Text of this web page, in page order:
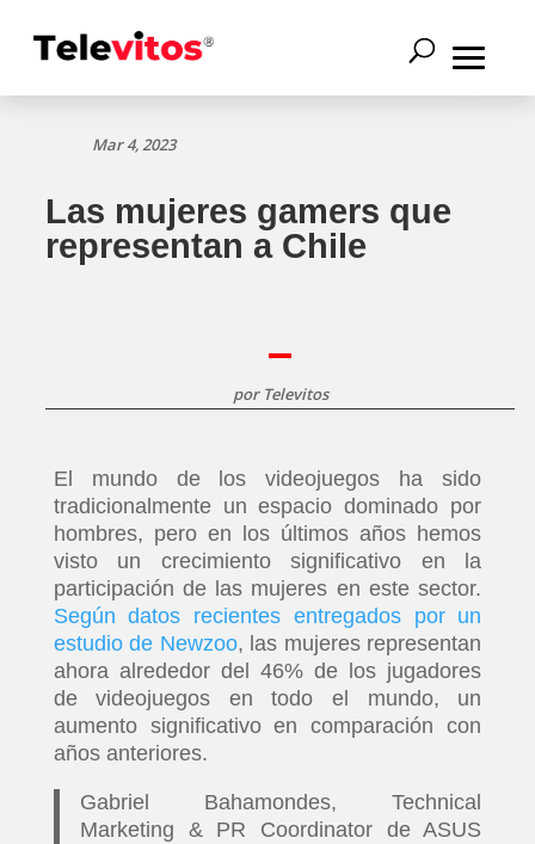
Mar 4, 2023
Las mujeres gamers que
representan a Chile
por Televitos
El mundo de los videojuegos ha sido
tradicionalmente un espacio dominado por
hombres, pero en los últimos años hemos
visto un crecimiento significativo en la
participación de las mujeres en este sector.
Según datos recientes entregados por un
estudio de Newzoo, las mujeres representan
ahora alrededor del 46% de los jugadores
de videojuegos en todo el mundo, un
aumento significativo en comparación con
años anteriores.
Gabriel Bahamondes, Technical
Marketing & PR Coordinator de ASUS